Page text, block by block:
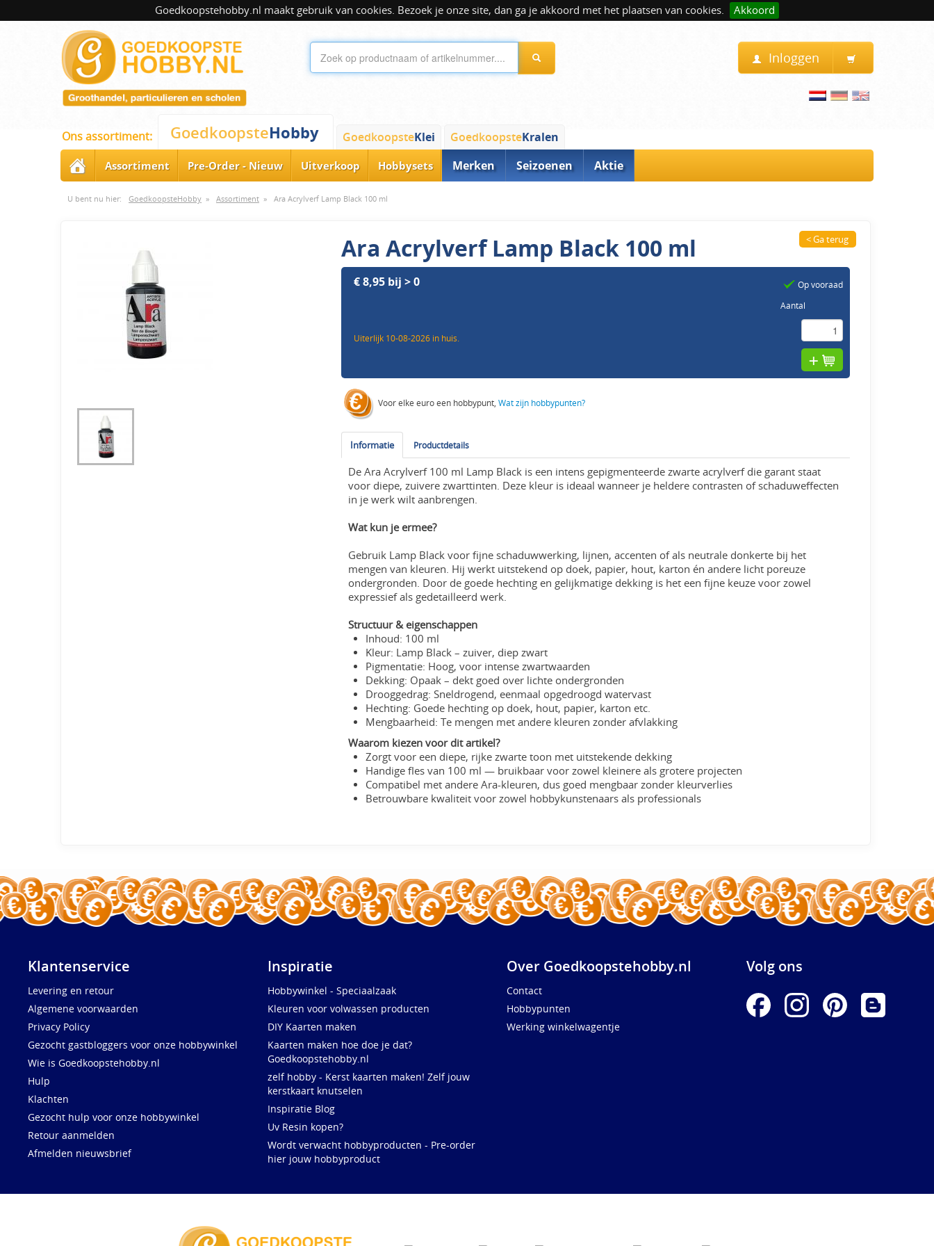
Goedkoopstehobby.nl maakt gebruik van cookies. Bezoek je onze site, dan ga je akkoord met het plaatsen van cookies. Akkoord
Inloggen
Ons assortiment: GoedkoopsteHobby GoedkoopsteKlei GoedkoopsteKralen
Assortiment Pre-Order - Nieuw Uitverkoop Hobbysets Merken Seizoenen Aktie
U bent nu hier: GoedkoopsteHobby » Assortiment » Ara Acrylverf Lamp Black 100 ml
Ara Acrylverf Lamp Black 100 ml < Ga terug
€ 8,95 bij > 0
Uiterlijk 10-08-2026 in huis.
Op vooraad
Aantal
Voor elke euro een hobbypunt,Wat zijn hobbypunten?
Informatie Productdetails
De Ara Acrylverf 100 ml Lamp Black is een intens gepigmenteerde zwarte acrylverf die garant staat
voor diepe, zuivere zwarttinten. Deze kleur is ideaal wanneer je heldere contrasten of schaduweffecten
in je werk wilt aanbrengen.
Wat kun je ermee?
Gebruik Lamp Black voor fijne schaduwwerking, lijnen, accenten of als neutrale donkerte bij het
mengen van kleuren. Hij werkt uitstekend op doek, papier, hout, karton én andere licht poreuze
ondergronden. Door de goede hechting en gelijkmatige dekking is het een fijne keuze voor zowel
expressief als gedetailleerd werk.
Structuur & eigenschappen
Inhoud: 100 ml
Kleur: Lamp Black – zuiver, diep zwart
Pigmentatie: Hoog, voor intense zwartwaarden
Dekking: Opaak – dekt goed over lichte ondergronden
Drooggedrag: Sneldrogend, eenmaal opgedroogd watervast
Hechting: Goede hechting op doek, hout, papier, karton etc.
Mengbaarheid: Te mengen met andere kleuren zonder afvlakking
Waarom kiezen voor dit artikel?
Zorgt voor een diepe, rijke zwarte toon met uitstekende dekking
Handige fles van 100 ml — bruikbaar voor zowel kleinere als grotere projecten
Compatibel met andere Ara-kleuren, dus goed mengbaar zonder kleurverlies
Betrouwbare kwaliteit voor zowel hobbykunstenaars als professionals
Klantenservice
Levering en retour
Algemene voorwaarden
Privacy Policy
Gezocht gastbloggers voor onze hobbywinkel
Wie is Goedkoopstehobby.nl
Hulp
Klachten
Gezocht hulp voor onze hobbywinkel
Retour aanmelden
Afmelden nieuwsbrief
Inspiratie
Hobbywinkel - Speciaalzaak
Kleuren voor volwassen producten
DIY Kaarten maken
Kaarten maken hoe doe je dat?
Goedkoopstehobby.nl
zelf hobby - Kerst kaarten maken! Zelf jouw
kerstkaart knutselen
Inspiratie Blog
Uv Resin kopen?
Wordt verwacht hobbyproducten - Pre-order
hier jouw hobbyproduct
Over Goedkoopstehobby.nl
Contact
Hobbypunten
Werking winkelwagentje
Volg ons